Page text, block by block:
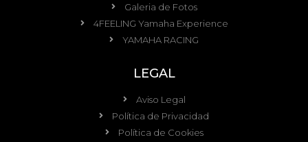
Galeria de Fotos
4FEELING Yamaha Experience
YAMAHA RACING
LEGAL
Aviso Legal
Política de Privacidad
Política de Cookies